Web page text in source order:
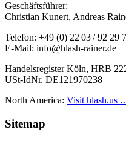
Geschäftsführer:
Christian Kunert, Andreas
Telefon: +49 (0) 22 03 / 92 29
E-Mail: info@hlash-rainer.de
Handelsregister Köln, HRB
USt-IdNr. DE121970238
North America: Visit hlash.us
Sitemap